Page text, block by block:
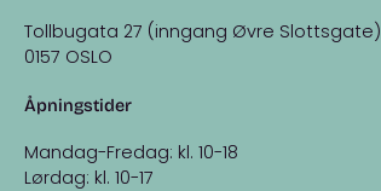
Tollbugata 27 (inngang Øvre Slottsgate)
0157 OSLO
Åpningstider
Mandag-Fredag: kl. 10-18
Lørdag: kl. 10-17